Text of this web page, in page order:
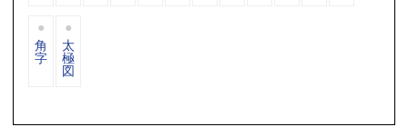
角
字
太
極
図